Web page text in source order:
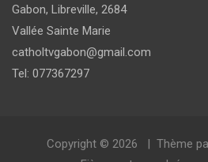
Gabon, Libreville, 2684
Vallée Sainte Marie
catholtvgabon@gmail.com
Tel: 077367297
Copyright © 2026 Thème